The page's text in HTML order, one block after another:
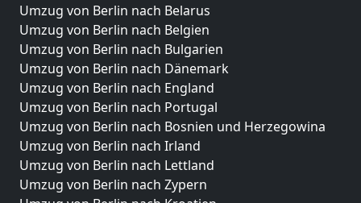
Umzug von Berlin nach Belarus
Umzug von Berlin nach Belgien
Umzug von Berlin nach Bulgarien
Umzug von Berlin nach Dänemark
Umzug von Berlin nach England
Umzug von Berlin nach Portugal
Umzug von Berlin nach Bosnien und Herzegowina
Umzug von Berlin nach Irland
Umzug von Berlin nach Lettland
Umzug von Berlin nach Zypern